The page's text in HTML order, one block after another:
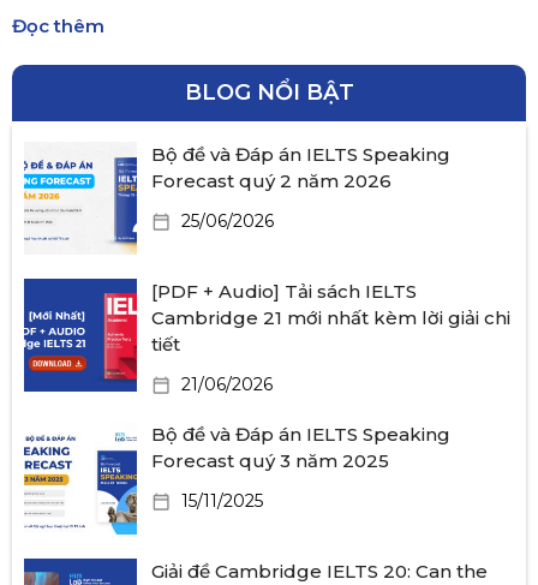
Đọc thêm
BLOG NỔI BẬT
Bộ đề và Đáp án IELTS Speaking
Forecast quý 2 năm 2026
25/06/2026
[PDF + Audio] Tải sách IELTS
Cambridge 21 mới nhất kèm lời giải chi
tiết
21/06/2026
Bộ đề và Đáp án IELTS Speaking
Forecast quý 3 năm 2025
15/11/2025
Giải đề Cambridge IELTS 20: Can the